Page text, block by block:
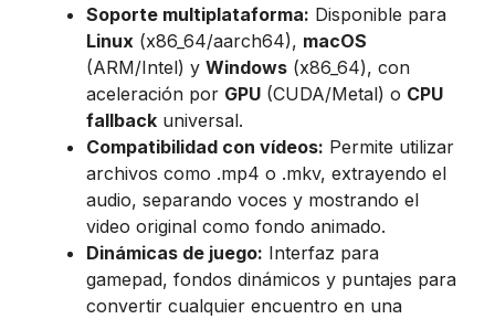
Soporte multiplataforma: Disponible para
Linux (x86_64/aarch64), macOS
(ARM/Intel) y Windows (x86_64), con
aceleración por GPU (CUDA/Metal) o CPU
fallback universal.
Compatibilidad con vídeos: Permite utilizar
archivos como .mp4 o .mkv, extrayendo el
audio, separando voces y mostrando el
video original como fondo animado.
Dinámicas de juego: Interfaz para
gamepad, fondos dinámicos y puntajes para
convertir cualquier encuentro en una